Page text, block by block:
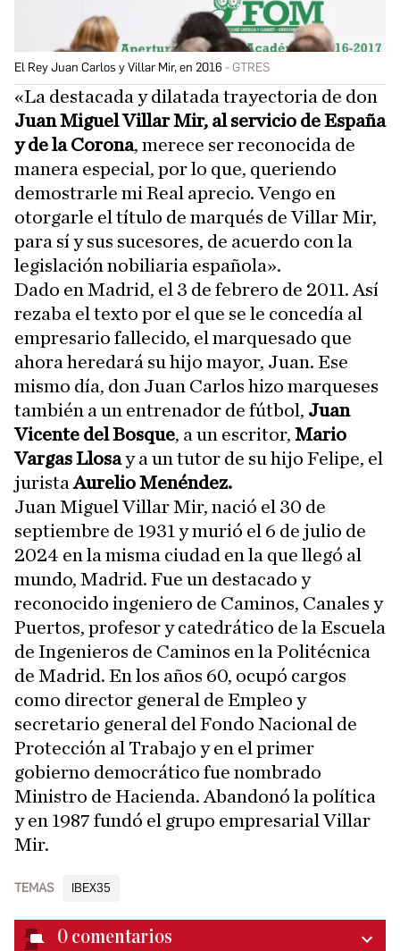
El Rey Juan Carlos y Villar Mir, en 2016 GTRES
«La destacada y dilatada trayectoria de don
Juan Miguel Villar Mir, al servicio de España
y de la Corona, merece ser reconocida de
manera especial, por lo que, queriendo
demostrarle mi Real aprecio. Vengo en
otorgarle el título de marqués de Villar Mir,
para sí y sus sucesores, de acuerdo con la
legislación nobiliaria española».
Dado en Madrid, el 3 de febrero de 2011. Así
rezaba el texto por el que se le concedía al
empresario fallecido, el marquesado que
ahora heredará su hijo mayor, Juan. Ese
mismo día, don Juan Carlos hizo marqueses
también a un entrenador de fútbol, Juan
Vicente del Bosque, a un escritor, Mario
Vargas Llosay a un tutor de su hijo Felipe, el
juristaAurelio Menéndez.
Juan Miguel Villar Mir, nació el 30 de
septiembre de 1931 y murió el 6 de julio de
2024 en la misma ciudad en la que llegó al
mundo, Madrid. Fue un destacado y
reconocido ingeniero de Caminos, Canales y
Puertos, profesor y catedrático de la Escuela
de Ingenieros de Caminos en la Politécnica
de Madrid. En los años 60, ocupó cargos
como director general de Empleo y
secretario general del Fondo Nacional de
Protección al Trabajo y en el primer
gobierno democrático fue nombrado
Ministro de Hacienda. Abandonó la política
y en 1987 fundó el grupo empresarial Villar
Mir.
TEMAS IBEX35
0 comentarios